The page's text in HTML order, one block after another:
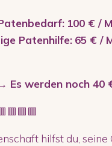
100 € /
Patenhilfe: 65 € /
Es werden noch
hilfst du,